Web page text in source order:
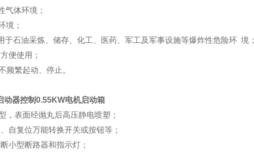
体环境；
境；
石油采炼、储存、化工、医药、军工及军事设施等爆炸性危险环 境；
便使用；
繁起动、停止。
动器控制0.55KW电机启动箱
表面经抛丸后高压静电喷塑；
自复位万能转换开关或按钮等；
小型断路器和指示灯；